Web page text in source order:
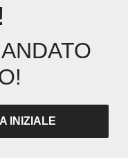
INIZIALE